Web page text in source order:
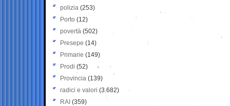
polizia (253)
Porto (12)
povertà (502)
Presepe (14)
Primarie (149)
Prodi (52)
Provincia (139)
radici e valori (3.682)
RAI (359)